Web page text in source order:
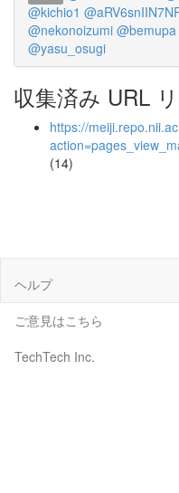
@kichio1
@nekonoizumi @bemupa
@yasu_osugi
収集済み URL
https://
(14)
ヘルプ
ご意見はこちら
TechTech Inc.